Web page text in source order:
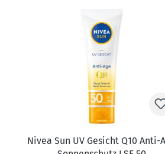
Nivea Sun UV Gesicht Q10 Anti-